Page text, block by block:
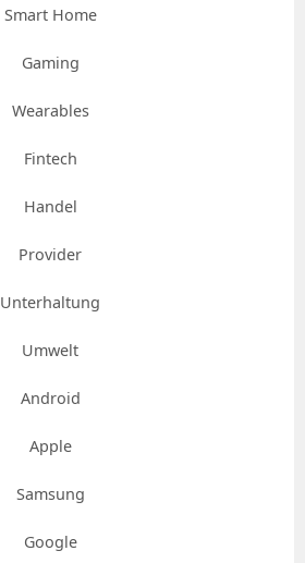
Smart Home
Gaming
Wearables
Fintech
Handel
Provider
Unterhaltung
Umwelt
Android
Apple
Samsung
Google